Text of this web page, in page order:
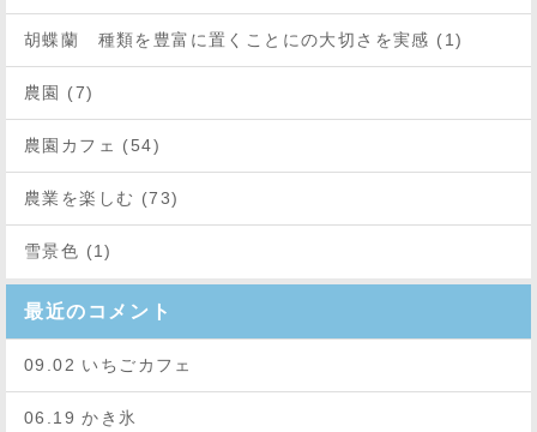
胡蝶蘭 種類を豊富に置くことにの大切さを実感 (1)
農園 (7)
農園カフェ (54)
農業を楽しむ (73)
雪景色 (1)
最近のコメント
09.02 いちごカフェ
06.19 かき氷